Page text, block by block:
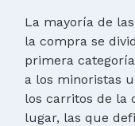
La mayoría de
la compra se
primera
a los minoristas
los carritos de la
lugar, las que